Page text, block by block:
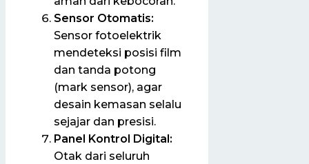
Sensor Otomatis:
Sensor fotoelektrik
mendeteksi posisi film
dan tanda potong
(mark sensor), agar
desain kemasan selalu
sejajar dan presisi.
Panel Kontrol Digital:
Otak dari seluruh